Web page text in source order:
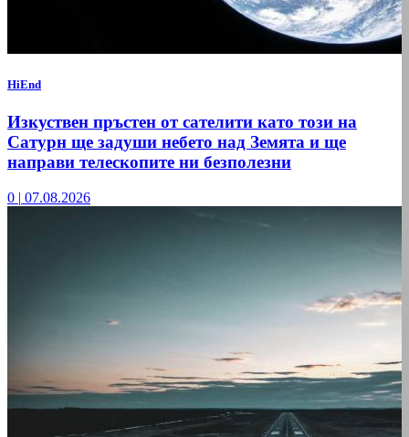
HiEnd
Изкуствен пръстен от сателити като този на
Сатурн ще задуши небето над Земята и ще
направи телескопите ни безполезни
0 | 07.08.2026